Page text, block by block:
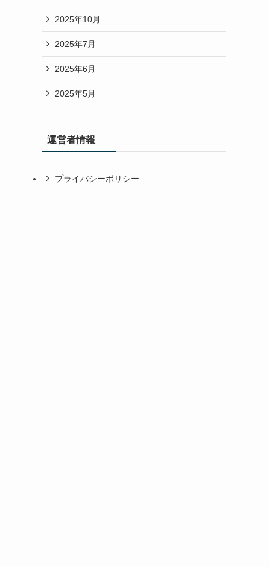
2025年10月
2025年7月
2025年6月
2025年5月
運営者情報
プライバシーポリシー